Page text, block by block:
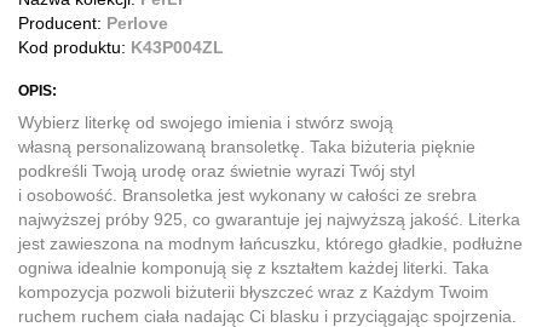
Producent: Perlove
Kod produktu: K43P004ZL
OPIS:
Wybierz literkę od swojego imienia i stwórz swoją
własną personalizowaną bransoletkę. Taka biżuteria pięknie
podkreśli Twoją urodę oraz świetnie wyrazi Twój styl
i osobowość. Bransoletka jest wykonany w całości ze srebra
najwyższej próby 925, co gwarantuje jej najwyższą jakość. Literka
jest zawieszona na modnym łańcuszku, którego gładkie, podłużne
ogniwa idealnie komponują się z kształtem każdej literki. Taka
kompozycja pozwoli biżuterii błyszczeć wraz z Każdym Twoim
ruchem ruchem ciała nadając Ci blasku i przyciągając spojrzenia.